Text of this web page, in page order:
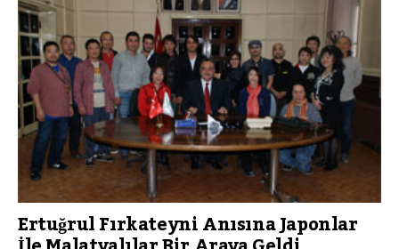
Ertuğrul Fırkateyni Anısına Japonlar